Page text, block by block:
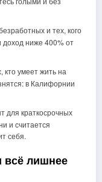
и тех, кого
доход ниже 400% от
умеет жить на
в Калифорнии
краткосрочных
и считается
себя.
всё лишнее